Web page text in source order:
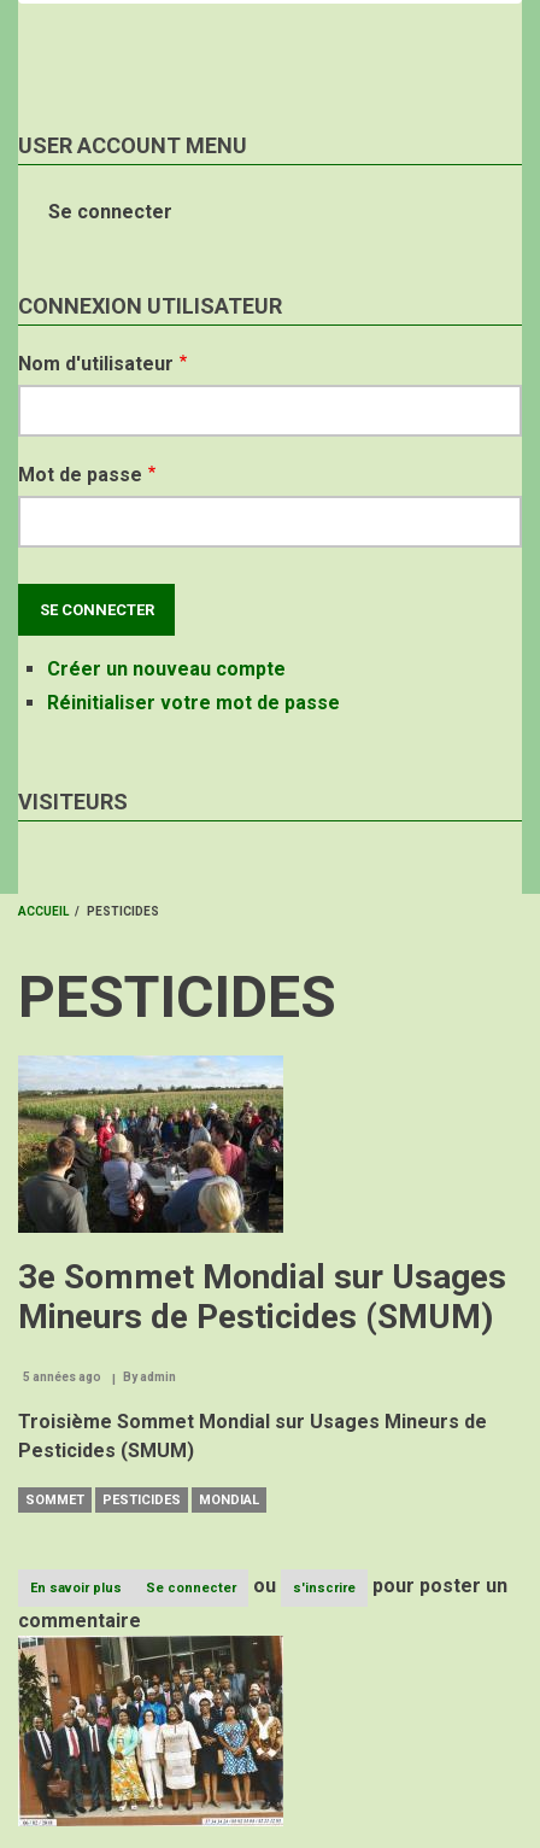
USER ACCOUNT MENU
Se connecter
CONNEXION UTILISATEUR
Nom d'utilisateur
Mot de passe
Créer un nouveau compte
Réinitialiser votre mot de passe
VISITEURS
D'ARIANE
ACCUEIL / PESTICIDES
PESTICIDES
Image
3e Sommet Mondial sur Usages
Mineurs de Pesticides (SMUM)
5 années ago Byadmin
Troisième Sommet Mondial sur Usages Mineurs de
Pesticides (SMUM)
SOMMET PESTICIDES MONDIAL
En savoir plus
3e
Sommet
Mondial
sur
Usages
Mineurs
de
Pesticides
(SMUM)
Se connecter ou s'inscrire
pour poster un
commentaire
Image